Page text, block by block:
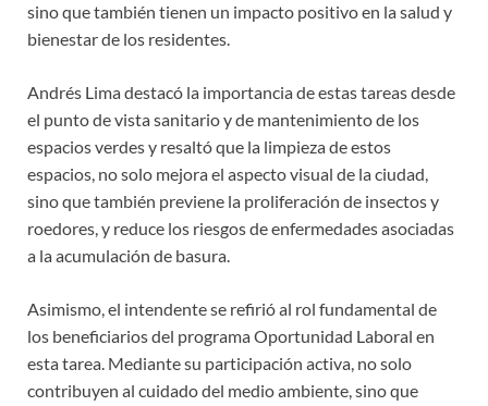
sino que también tienen un impacto positivo en la salud y
bienestar de los residentes.
Andrés Lima destacó la importancia de estas tareas desde
el punto de vista sanitario y de mantenimiento de los
espacios verdes y resaltó que la limpieza de estos
espacios, no solo mejora el aspecto visual de la ciudad,
sino que también previene la proliferación de insectos y
roedores, y reduce los riesgos de enfermedades asociadas
a la acumulación de basura.
Asimismo, el intendente se refirió al rol fundamental de
los beneficiarios del programa Oportunidad Laboral en
esta tarea. Mediante su participación activa, no solo
contribuyen al cuidado del medio ambiente, sino que